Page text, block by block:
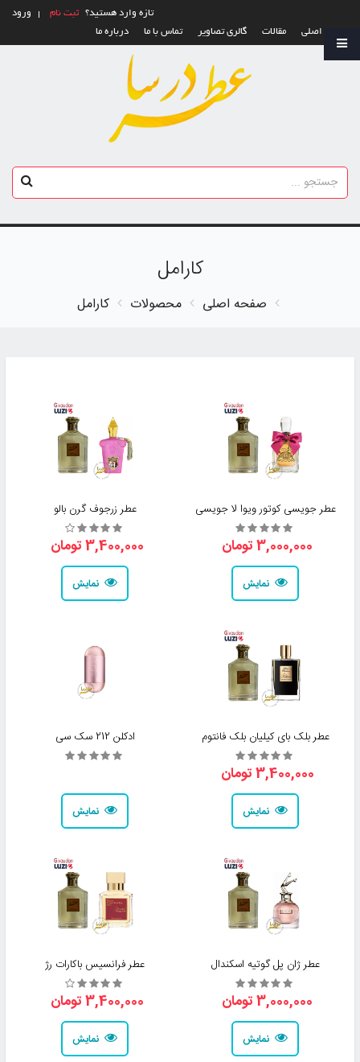
تازه وارد هستید؟ ثبت نام
ورود
صفحه اصلی
مقالات گالری تصاویر تماس با ما درباره ما
کارامل
صفحه اصلی محصولات کارامل
عطر جویسی کوتور ویوا لا جویسی
3,000,000 تومان
نمایش
عطر زرجوف گرن بالو
3,400,000 تومان
نمایش
عطر بلک بای کیلیان بلک فانتوم
3,400,000 تومان
نمایش
ادکلن 212 سک سی
نمایش
عطر ژان پل گوتیه اسکندال
3,000,000 تومان
نمایش
عطر فرانسیس باکارات رژ
3,400,000 تومان
نمایش